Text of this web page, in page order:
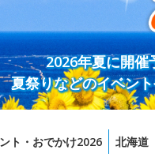
2026年夏に開催
夏祭りなどのイベン
ト・おでかけ2026 北海道